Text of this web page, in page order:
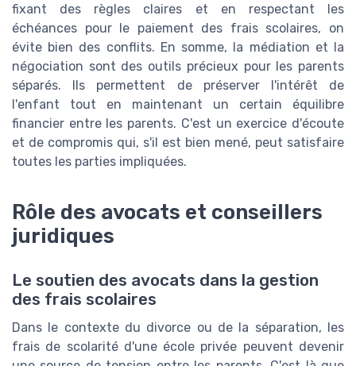
fixant des règles claires et en respectant les
échéances pour le paiement des frais scolaires, on
évite bien des conflits. En somme, la médiation et la
négociation sont des outils précieux pour les parents
séparés. Ils permettent de préserver l'intérêt de
l'enfant tout en maintenant un certain équilibre
financier entre les parents. C'est un exercice d'écoute
et de compromis qui, s'il est bien mené, peut satisfaire
toutes les parties impliquées.
Rôle des avocats et conseillers
juridiques
Le soutien des avocats dans la gestion
des frais scolaires
Dans le contexte du divorce ou de la séparation, les
frais de scolarité d'une école privée peuvent devenir